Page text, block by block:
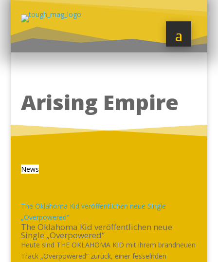
Arising Empire
News
The Oklahoma Kid veröffentlichen neue Single
„Overpowered“
The Oklahoma Kid veröffentlichen neue
Single „Overpowered“
Heute sind THE OKLAHOMA KID mit ihrem brandneuen
Track „Overpowered“ zurück, einer fesselnden